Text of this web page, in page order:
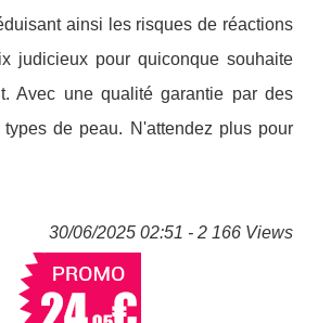
ainsi les risques de réactions
judicieux pour quiconque souhaite
Avec une qualité garantie par des
de peau. N'attendez plus pour
30/06/2025 02:51 - 2 166 Views